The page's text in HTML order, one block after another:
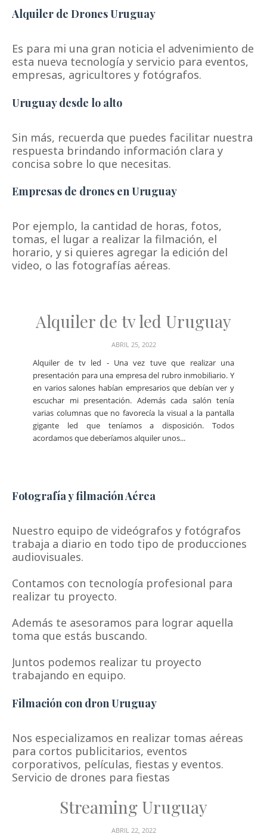
Alquiler de Drones Uruguay
Es para mi una gran noticia el advenimiento de
esta nueva tecnología y servicio para eventos,
empresas, agricultores y fotógrafos.
Uruguay desde lo alto
Sin más, recuerda que puedes facilitar nuestra
respuesta brindando información clara y
concisa sobre lo que necesitas.
Empresas de drones en Uruguay
Por ejemplo, la cantidad de horas, fotos,
tomas, el lugar a realizar la filmación, el
horario, y si quieres agregar la edición del
video, o las fotografías aéreas.
Alquiler de tv led Uruguay
ABRIL 25, 2022
Alquiler de tv led - Una vez tuve que realizar una
presentación para una empresa del rubro inmobiliario. Y
en varios salones habían empresarios que debían ver y
escuchar mi presentación. Además cada salón tenía
varias columnas que no favorecía la visual a la pantalla
gigante led que teníamos a disposición. Todos
acordamos que deberíamos alquiler unos...
Fotografía y filmación Aérea
Nuestro equipo de videógrafos y fotógrafos
trabaja a diario en todo tipo de producciones
audiovisuales.
Contamos con tecnología profesional para
realizar tu proyecto.
Además te asesoramos para lograr aquella
toma que estás buscando.
Juntos podemos realizar tu proyecto
trabajando en equipo.
Filmación con dron Uruguay
Nos especializamos en realizar tomas aéreas
para cortos publicitarios, eventos
corporativos, películas, fiestas y eventos.
Servicio de drones para fiestas
Streaming Uruguay
ABRIL 22, 2022